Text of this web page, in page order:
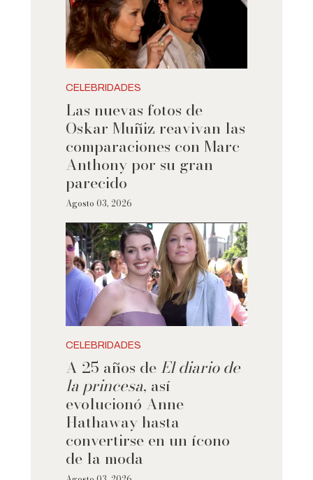
CELEBRIDADES
Las nuevas fotos de
Oskar Muñiz reavivan las
comparaciones con Marc
Anthony por su gran
parecido
Agosto 03, 2026
CELEBRIDADES
A 25 años de El diario de
la princesa, así
evolucionó Anne
Hathaway hasta
convertirse en un ícono
de la moda